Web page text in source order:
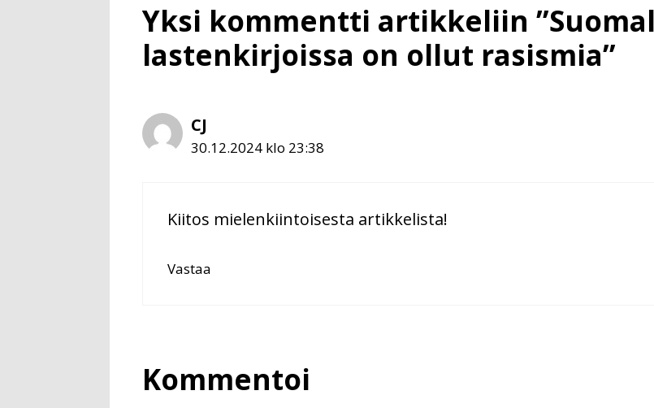
Yksi kommentti artikkeliin
lastenkirjoissa on ollut rasismia”
CJ
30.12.2024 klo 23:38
Kiitos mielenkiintoisesta artikkelista!
Vastaa
Kommentoi